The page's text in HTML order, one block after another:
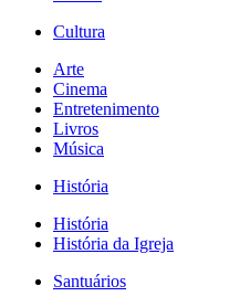
Cultura
Arte
Cinema
Entretenimento
Livros
Música
História
História
História da Igreja
Santuários